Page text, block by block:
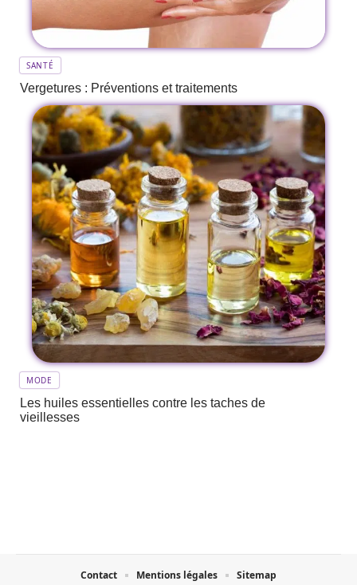
SANTÉ
Vergetures : Préventions et traitements
MODE
Les huiles essentielles contre les taches de
vieillesses
Contact Mentions légales Sitemap